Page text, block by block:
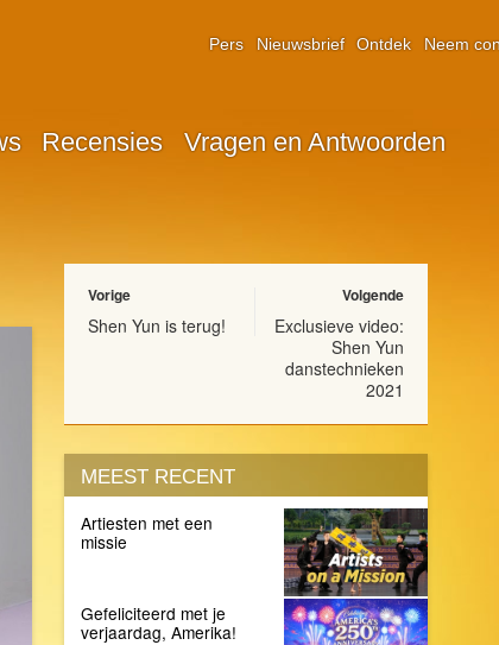
Recensies Vragen en Antwoorden
Pers Nieuwsbrief Ontdek Neem
Vorige
Shen Yun is terug!
Volgende
Exclusieve video:
Shen Yun
danstechnieken
2021
MEEST RECENT
Artiesten met een
missie
Gefeliciteerd met je
verjaardag, Amerika!